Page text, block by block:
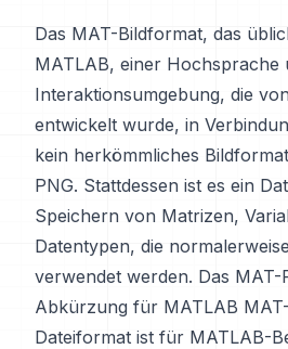
Das MAT-Bildformat, das
MATLAB, einer Hochsprache
Interaktionsumgebung, die
entwickelt wurde, in
kein herkömmliches
PNG. Stattdessen ist es ein
Speichern von Matrizen,
Datentypen, die
verwendet werden. Das MAT-
Abkürzung für MATLAB
Dateiformat ist für MATLAB-